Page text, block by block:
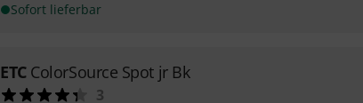
Sofort lieferbar
ETC ColorSource Spot jr Bk
3